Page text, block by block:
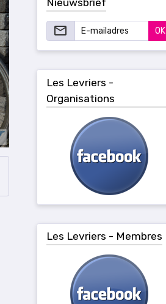
OK
Les Levriers -
Organisations
Les Levriers - Membres